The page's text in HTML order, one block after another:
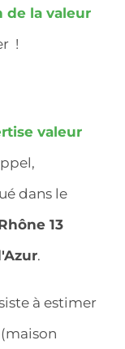
de la valeur
!
valeur
dans le
13
.
à estimer